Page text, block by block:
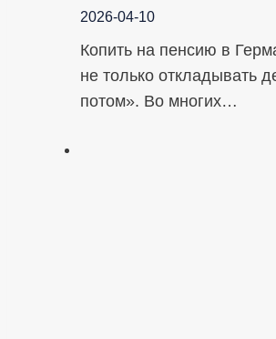
2026-04-10
Копить на пенсию в
не только откладывать
потом». Во многих…